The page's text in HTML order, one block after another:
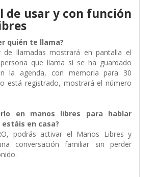
de usar y con función
quién te llama?
de llamadas mostrará en pantalla el
que llama si se ha guardado
la agenda, con memoria para 30
está registrado, mostrará el número
en manos libres para hablar
en casa?
podrás activar el Manos Libres y
conversación familiar sin perder